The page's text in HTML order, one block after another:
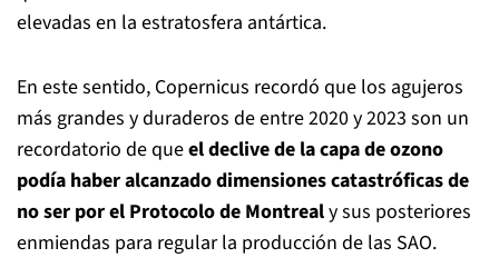
elevadas en la estratosfera antártica.
En este sentido, Copernicus recordó que los agujeros
más grandes y duraderos de entre 2020 y 2023 son un
recordatorio de queel declive de la capa de ozono
podía haber alcanzado dimensiones catastróficas de
no ser por el Protocolo de Montrealy sus posteriores
enmiendas para regular la producción de las SAO.